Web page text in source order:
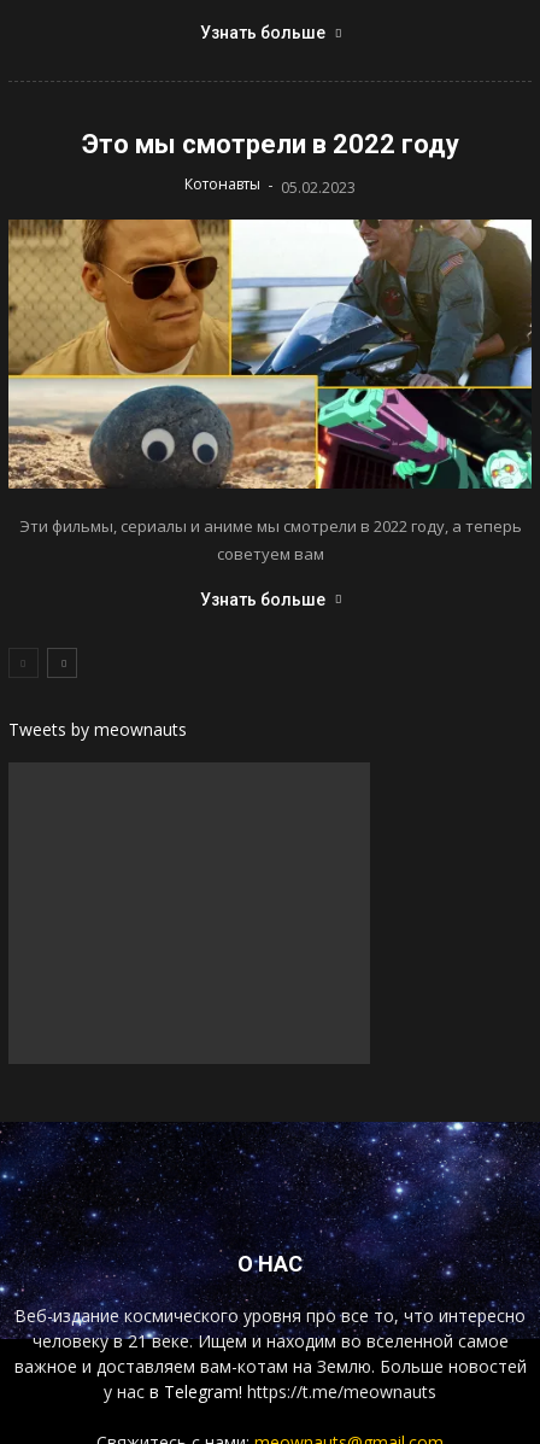
Узнать больше
Это мы смотрели в 2022 году
Котонавты - 05.02.2023
Эти фильмы, сериалы и аниме мы смотрели в 2022 году, а теперь
советуем вам
Узнать больше
Tweets by meownauts
О НАС
Веб-издание космического уровня про все то, что интересно
человеку в 21 веке. Ищем и находим во вселенной самое
важное и доставляем вам-котам на Землю. Больше новостей
у нас в Telegram! https://t.me/meownauts